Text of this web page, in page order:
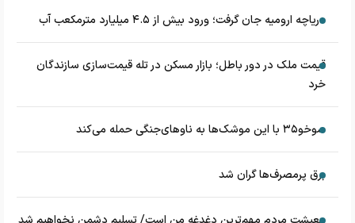
دریاچه ارومیه جان گرفت؛ ورود بیش از ۴.۵ میلیارد مترمکعب آب
قیمت ملک در دور باطل؛ بازار مسکن در تله قیمت‌سازی سازندگان
خرد
سوخو۳۵ با این موشک‌ها به ناوهای‌جنگی حمله می‌کند
برق پرمصرف‌ها گران شد